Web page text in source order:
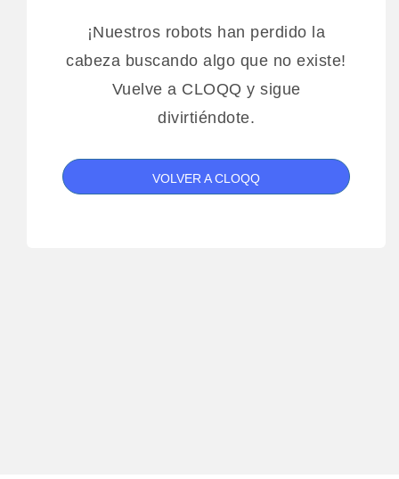
¡Nuestros robots han perdido la
cabeza buscando algo que no existe!
Vuelve a CLOQQ y sigue
divirtiéndote.
VOLVER A CLOQQ